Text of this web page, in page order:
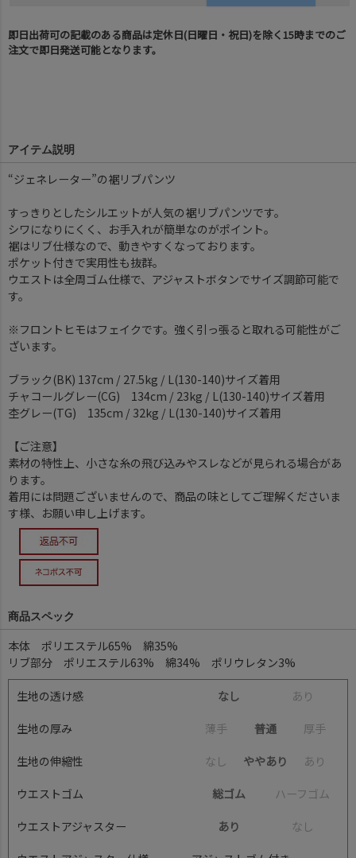
即日出荷可の記載のある商品は定休日(日曜日・祝日)を除く15時までのご
注文で即日発送可能となります。
アイテム説明
“ジェネレーター”の裾リブパンツ
すっきりとしたシルエットが人気の裾リブパンツです。
シワになりにくく、お手入れが簡単なのがポイント。
裾はリブ仕様なので、動きやすくなっております。
ポケット付きで実用性も抜群。
ウエストは全周ゴム仕様で、アジャストボタンでサイズ調節可能で
す。
※フロントヒモはフェイクです。強く引っ張ると取れる可能性がご
ざいます。
ブラック(BK) 137cm / 27.5kg / L(130-140)サイズ着用
チャコールグレー(CG) 134cm / 23kg / L(130-140)サイズ着用
杢グレー(TG) 135cm / 32kg / L(130-140)サイズ着用
【ご注意】
素材の特性上、小さな糸の飛び込みやスレなどが見られる場合があ
ります。
着用には問題ございませんので、商品の味としてご理解くださいま
す様、お願い申し上げます。
商品スペック
本体 ポリエステル65% 綿35%
リブ部分 ポリエステル63% 綿34% ポリウレタン3%
生地の透け感 なし あ り
生地の厚み 薄手 普通 厚手
生地の伸縮性 な し ややあり あ り
ウエストゴム 総ゴム ハーフ ゴ ム
ウエストアジャスター あり な し